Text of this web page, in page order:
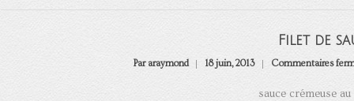
Filet de
Par araymond 18 juin, 2013 Commentaires
sauce crémeuse